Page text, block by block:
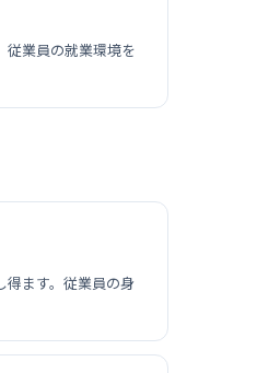
従業員の就業環境を
得ます。従業員の身